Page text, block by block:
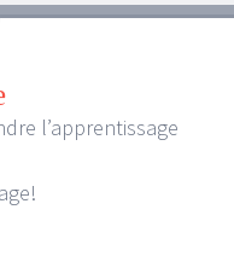
l’apprentissage